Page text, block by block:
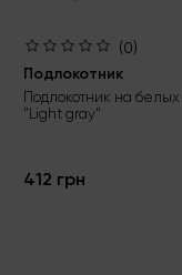
(0)
Подлокотник
Подлокотник на
"Light gray"
412 грн